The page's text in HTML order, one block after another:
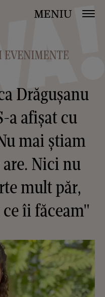
MENIU
EVENIMENTE
Drăgușanu
a afișat cu
mai știam
Nici nu
mult păr,
îi făceam"